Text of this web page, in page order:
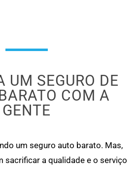
UM SEGURO DE
COM A
GENTE
um seguro auto barato. Mas,
sacrificar a qualidade e o serviço